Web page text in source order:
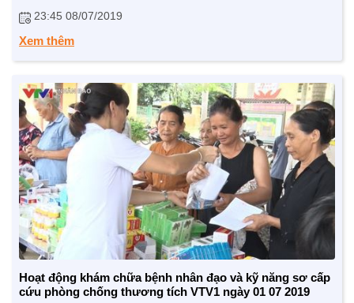
23:45 08/07/2019
Xem thêm
Hoạt động khám chữa bệnh nhân đạo và kỹ năng sơ cấp
cứu phòng chống thương tích VTV1 ngày 01 07 2019